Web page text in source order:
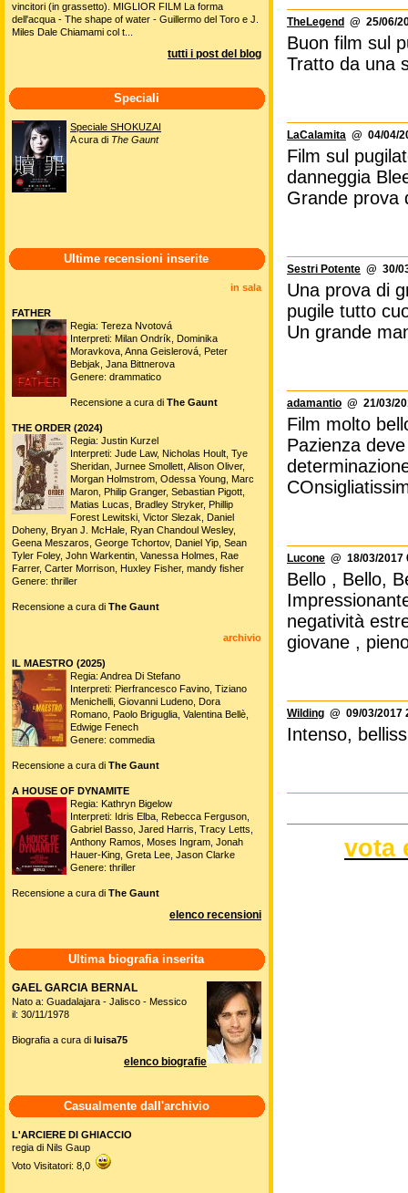
TheLegend @ 25/06/
Buon film sul
Tratto da una
LaCalamita @ 04/04/
Film sul
danneggia
Grande prova
Sestri Potente @ 30/
Una prova di
pugile tutto
Un grande
adamantio @ 21/03/
Film molto
Pazienza
Lucone @ 18/03/2017
Bello , Bello,
negatività
giovane ,
Wilding @ 09/03/2017
Intenso,
vota
vincitori (in grassetto). MIGLIOR FILM La forma
dell'acqua - The shape of water - Guillermo del Toro e J.
Miles Dale Chiamami col t...
tutti i post del blog
Speciali
Speciale SHOKUZAI
A cura di The Gaunt
Ultime recensioni inserite
in sala
FATHER
Regia: Tereza Nvotová
Interpreti: Milan Ondrík, Dominika
Moravkova, Anna Geislerová, Peter
Bebjak, Jana Bittnerova
Genere: drammatico
Recensione a cura di The Gaunt
THE ORDER (2024)
Regia: Justin Kurzel
Interpreti: Jude Law, Nicholas Hoult, Tye
Sheridan, Jurnee Smollett, Alison Oliver,
Morgan Holmstrom, Odessa Young, Marc
Maron, Philip Granger, Sebastian Pigott,
Matias Lucas, Bradley Stryker, Phillip
Forest Lewitski, Victor Slezak, Daniel
Doheny, Bryan J. McHale, Ryan Chandoul Wesley,
Geena Meszaros, George Tchortov, Daniel Yip, Sean
Tyler Foley, John Warkentin, Vanessa Holmes, Rae
Farrer, Carter Morrison, Huxley Fisher, mandy fisher
Genere: thriller
Recensione a cura di The Gaunt
archivio
IL MAESTRO (2025)
Regia: Andrea Di Stefano
Interpreti: Pierfrancesco Favino, Tiziano
Menichelli, Giovanni Ludeno, Dora
Romano, Paolo Briguglia, Valentina Bellè,
Edwige Fenech
Genere: commedia
Recensione a cura di The Gaunt
A HOUSE OF DYNAMITE
Regia: Kathryn Bigelow
Interpreti: Idris Elba, Rebecca Ferguson,
Gabriel Basso, Jared Harris, Tracy Letts,
Anthony Ramos, Moses Ingram, Jonah
Hauer-King, Greta Lee, Jason Clarke
Genere: thriller
Recensione a cura di The Gaunt
elenco recensioni
Ultima biografia inserita
GAEL GARCIA BERNAL
Nato a: Guadalajara - Jalisco - Messico
il: 30/11/1978
Biografia a cura di luisa75
elenco biografie
Casualmente dall'archivio
L'ARCIERE DI GHIACCIO
regia di Nils Gaup
Voto Visitatori: 8,0